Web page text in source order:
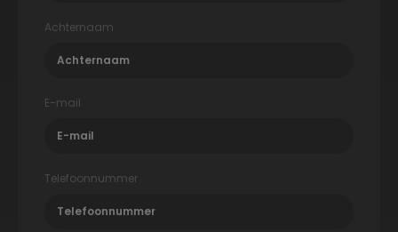
Achternaam
E-mail
Telefoonnummer